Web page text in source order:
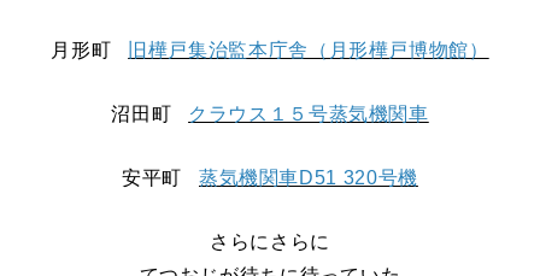
月形町 旧樺戸集治監本庁舎（月形樺戸博物館）
沼田町 クラウス１５号蒸気機関車
安平町 蒸気機関車D51 320号機
さらにさらに